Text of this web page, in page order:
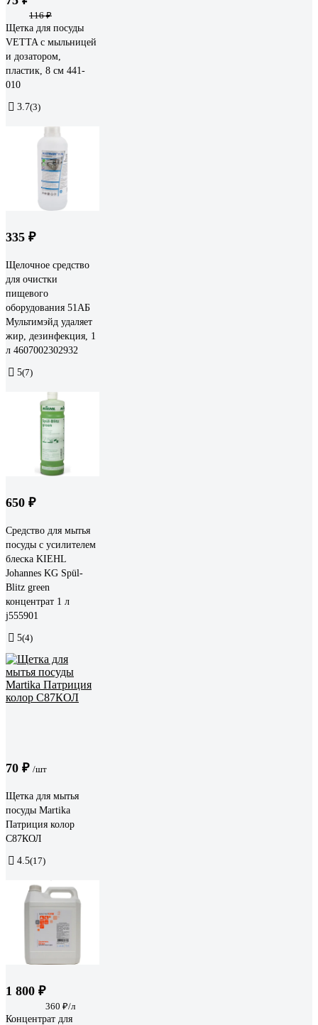
116 ₽
Щетка для посуды
VETTA с мыльницей
и дозатором,
пластик, 8 см 441-
010
3.7(3)
335 ₽
Щелочное средство
для очистки
пищевого
оборудования 51АБ
Мультимэйд удаляет
жир, дезинфекция, 1
л 4607002302932
5(7)
650 ₽
Средство для мытья
посуды с усилителем
блеска KIEHL
Johannes KG Spül-
Blitz green
концентрат 1 л
j555901
5(4)
70 ₽ /шт
Щетка для мытья
посуды Martika
Патриция колор
С87КОЛ
4.5(17)
1 800 ₽
360 ₽/л
Концентрат для